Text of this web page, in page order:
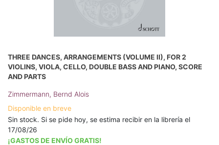
THREE DANCES, ARRANGEMENTS (VOLUME II), FOR 2
VIOLINS, VIOLA, CELLO, DOUBLE BASS AND PIANO, SCORE
AND PARTS
Zimmermann, Bernd Alois
Disponible en breve
Sin stock. Si se pide hoy, se estima recibir en la librería el
17/08/26
¡GASTOS DE ENVÍO GRATIS!